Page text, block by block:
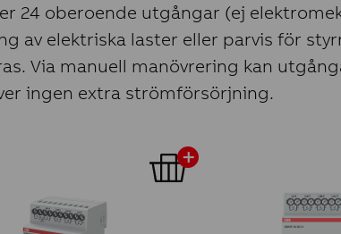
24 oberoende utgångar (ej
av elektriska laster eller parvis för
Via manuell manövrering kan
ingen extra strömförsörjning.